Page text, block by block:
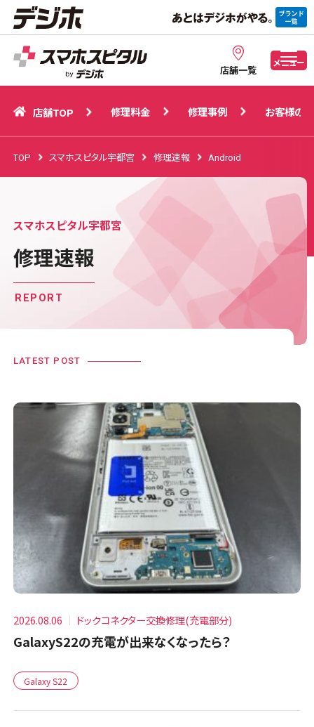
店舗一覧
メニュー
店舗TOP 修理事例 お客様の声
店舗TOP 修理料金 修理事例 お客様の声
TOP スマホスピタル宇都宮 修理速報 Android
スマホスピタル宇都宮
修理速報
REPORT
LATEST POST
2026.08.06 ドックコネクター交換修理(充電部分)
GalaxyS22の充電が出来なくなったら？
Galaxy S22